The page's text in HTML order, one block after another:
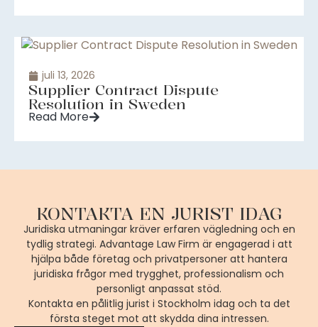
juli 13, 2026
Supplier Contract Dispute
Resolution in Sweden
Read More
KONTAKTA EN JURIST IDAG
Juridiska utmaningar kräver erfaren vägledning och en
tydlig strategi. Advantage Law Firm är engagerad i att
hjälpa både företag och privatpersoner att hantera
juridiska frågor med trygghet, professionalism och
personligt anpassat stöd.
Kontakta en pålitlig jurist i Stockholm idag och ta det
första steget mot att skydda dina intressen.